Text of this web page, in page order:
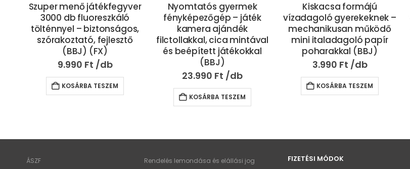
Nyomtatós gyermek
fényképezőgép – játék
kamera ajándék
filctollakkal, cica mintával
és beépített játékokkal
(BBJ)
23.990Ft
KOSÁRBA TESZEM
Kiskacsa formájú
vízadagoló gyerekeknek –
mechanikusan működő
mini italadagoló papír
poharakkal (BBJ)
3.990Ft
3 részes, összecsukható,
vár alakú játszósátor szett
csillag mintás anyagból –
178 x 152 x 203 cm,
rózsaszín (BBJ)
17.790Ft
KOSÁRBA TESZEM
ÁSZF
Rendelés lemondása és elállási jog
FIZETÉSI MÓDOK